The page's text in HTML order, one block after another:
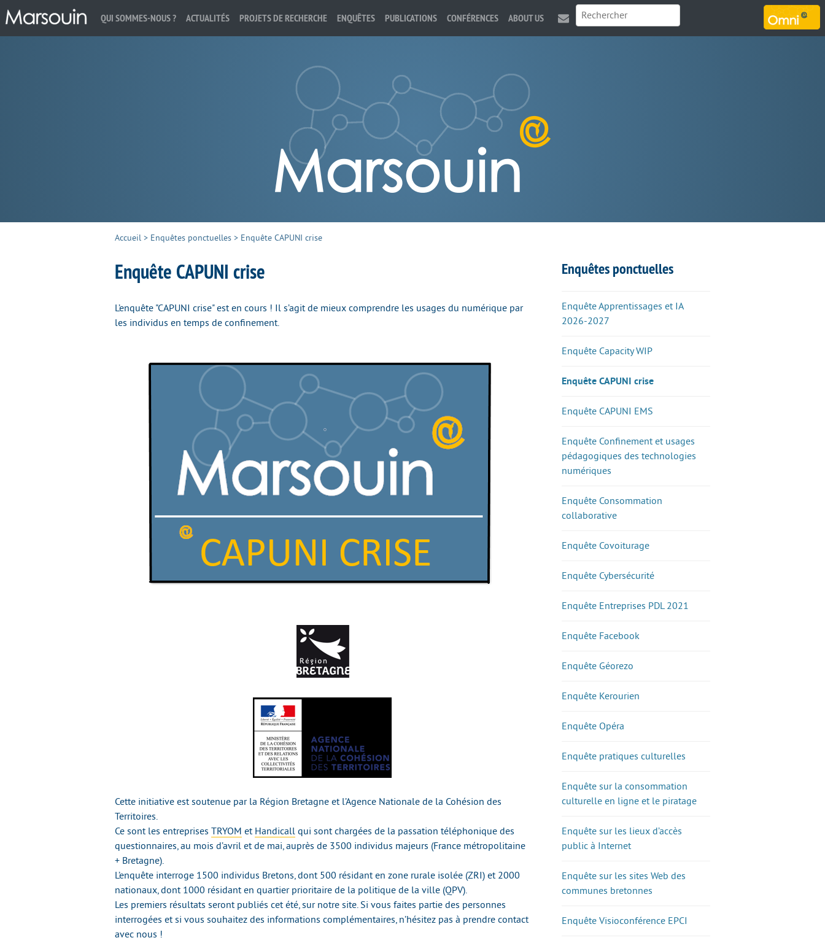
QUI SOMMES-NOUS ? ACTUALITÉS PROJETS DE RECHERCHE ENQUÊTES PUBLICATIONS CONFÉRENCES ABOUT US
Accueil > Enquêtes ponctuelles > Enquête CAPUNI crise
Enquête CAPUNI crise
L’enquête "CAPUNI crise" est en cours ! Il s’agit de mieux comprendre les usages du numérique par
les individus en temps de confinement.
Cette initiative est soutenue par la Région Bretagne et l’Agence Nationale de la Cohésion des
Territoires.
Ce sont les entreprises TRYOM et Handicall qui sont chargées de la passation téléphonique des
questionnaires, au mois d’avril et de mai, auprès de 3500 individus majeurs (France métropolitaine
+ Bretagne).
L’enquête interroge 1500 individus Bretons, dont 500 résidant en zone rurale isolée (ZRI) et 2000
nationaux, dont 1000 résidant en quartier prioritaire de la politique de la ville (QPV).
Les premiers résultats seront publiés cet été, sur notre site. Si vous faites partie des personnes
interrogées et si vous souhaitez des informations complémentaires, n’hésitez pas à prendre contact
avec nous !
Enquêtes ponctuelles
Enquête Apprentissages et IA
2026-2027
Enquête Capacity WIP
Enquête CAPUNI crise
Enquête CAPUNI EMS
Enquête Confinement et usages
pédagogiques des technologies
numériques
Enquête Consommation
collaborative
Enquête Covoiturage
Enquête Cybersécurité
Enquête Entreprises PDL 2021
Enquête Facebook
Enquête Géorezo
Enquête Kerourien
Enquête Opéra
Enquête pratiques culturelles
Enquête sur la consommation
culturelle en ligne et le piratage
Enquête sur les lieux d’accès
public à Internet
Enquête sur les sites Web des
communes bretonnes
Enquête Visioconférence EPCI